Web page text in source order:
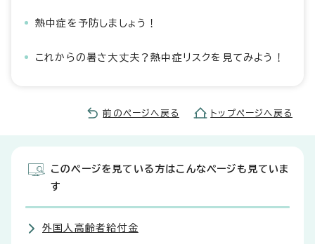
熱中症を予防しましょう！
これからの暑さ大丈夫？熱中症リスクを見てみよう！
前のページへ戻る トップページへ戻る
このページを見ている方はこんなページも見ていま
す
外国人高齢者給付金